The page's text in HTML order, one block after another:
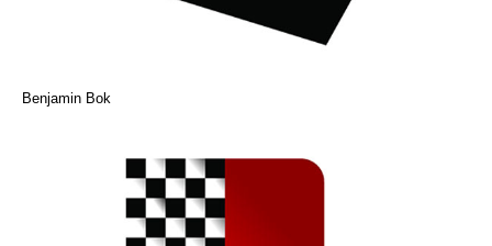
Benjamin Bok